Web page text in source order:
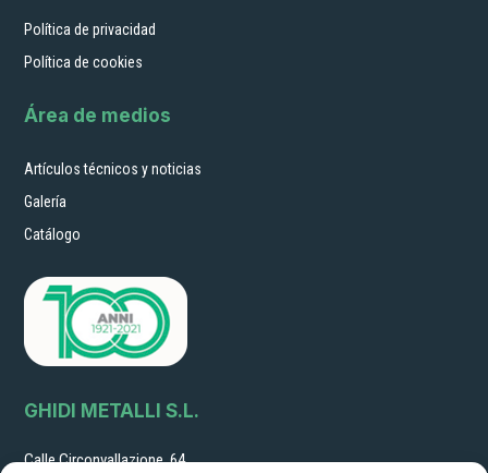
Política de privacidad
Política de cookies
Área de medios
Artículos técnicos y noticias
Galería
Catálogo
GHIDI METALLI S.L.
Calle Circonvallazione, 64